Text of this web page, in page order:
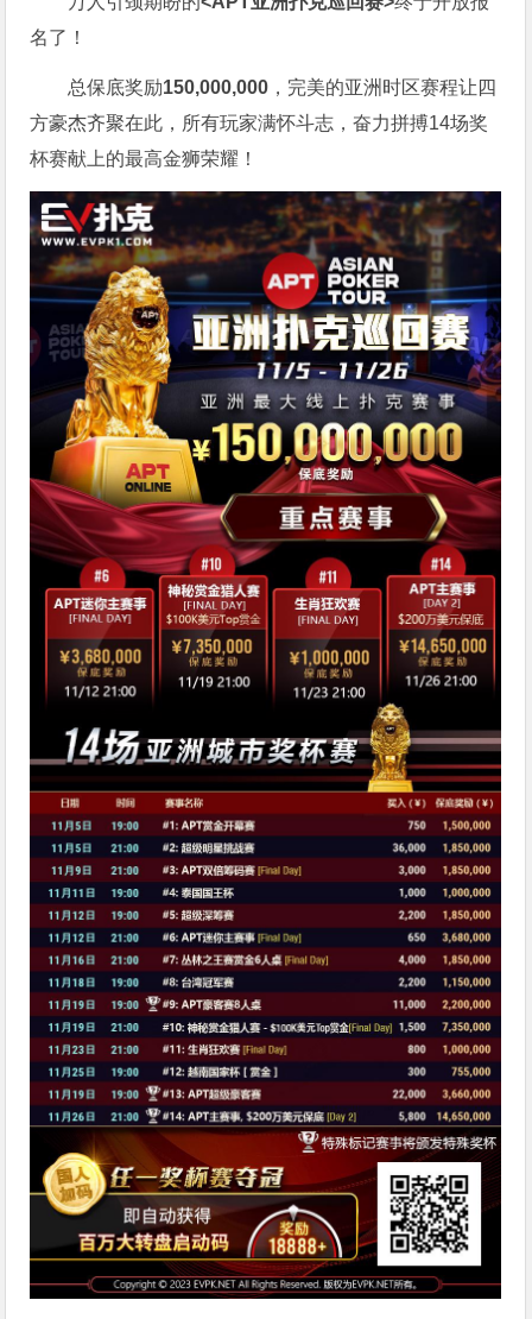
名了！
总保底奖励150,000,000 ，完美的亚洲时区赛程让四
方豪杰齐聚在此，所有玩家满怀斗志，奋力拼搏14场奖
杯赛献上的最高金狮荣耀！